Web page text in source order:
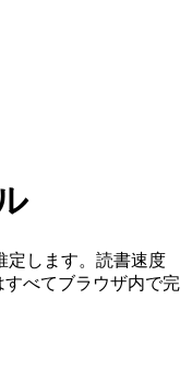
定します。読書速度
すべてブラウザ内で完